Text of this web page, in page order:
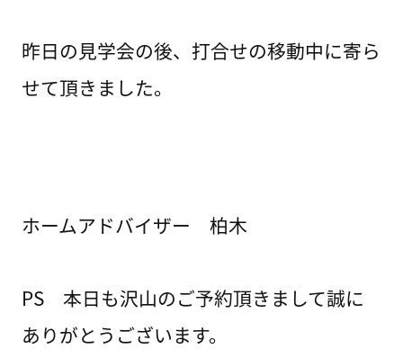
昨日の見学会の後、打合せの移動中に寄ら
せて頂きました。
ホームアドバイザー 柏木
PS 本日も沢山のご予約頂きまして誠に
ありがとうございます。